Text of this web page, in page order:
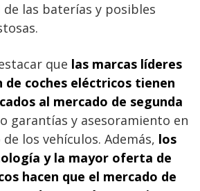
las baterías y posibles
que las marcas líderes
de coches eléctricos tienen
al mercado de segunda
garantías y asesoramiento en
los vehículos. Además, los
y la mayor oferta de
hacen que el mercado de